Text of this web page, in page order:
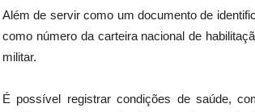
Além de servir como um documento de
como número da carteira nacional de
militar.
É possível registrar condições de saúde,